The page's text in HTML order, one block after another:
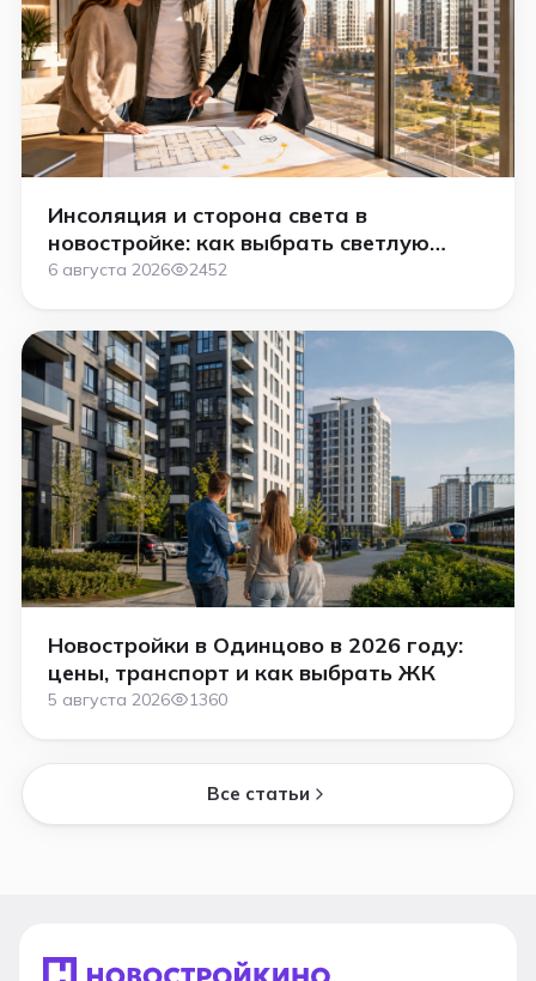
Инсоляция и сторона света в
новостройке: как выбрать светлую
квартиру в 2026 году
6 августа 2026 2452
Новостройки в Одинцово в 2026 году:
цены, транспорт и как выбрать ЖК
5 августа 2026 1360
Все статьи